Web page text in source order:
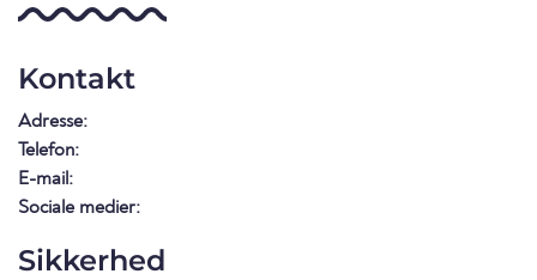
Kontakt
Adresse:
Telefon:
E-mail:
Sociale medier:
Sikkerhed